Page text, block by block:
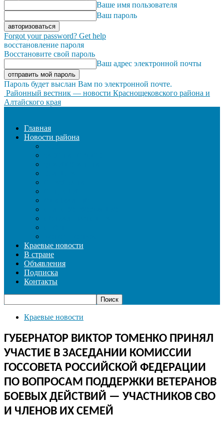
Ваше имя пользователя
Ваш пароль
Forgot your password? Get help
восстановление пароля
Восстановите свой пароль
Ваш адрес электронной почты
Пароль будет выслан Вам по электронной почте.
Районный вестник — новости Краснощековского района и
Алтайского края
Главная
Новости района
Краевые новости
В стране
Объявления
Подписка
Контакты
Краевые новости
ГУБЕРНАТОР ВИКТОР ТОМЕНКО ПРИНЯЛ
УЧАСТИЕ В ЗАСЕДАНИИ КОМИССИИ
ГОССОВЕТА РОССИЙСКОЙ ФЕДЕРАЦИИ
ПО ВОПРОСАМ ПОДДЕРЖКИ ВЕТЕРАНОВ
БОЕВЫХ ДЕЙСТВИЙ — УЧАСТНИКОВ СВО
И ЧЛЕНОВ ИХ СЕМЕЙ